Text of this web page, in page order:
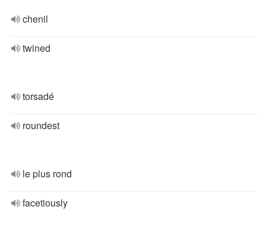
chenil
twined
torsadé
roundest
le plus rond
facetiously